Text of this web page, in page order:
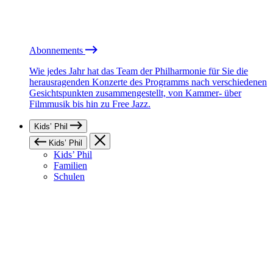
Abonnements
Wie jedes Jahr hat das Team der Philharmonie für Sie die
herausragenden Konzerte des Programms nach verschiedenen
Gesichtspunkten zusammengestellt, von Kammer- über
Filmmusik bis hin zu Free Jazz.
Kids’ Phil
Kids’ Phil
Kids’ Phil
Familien
Schulen